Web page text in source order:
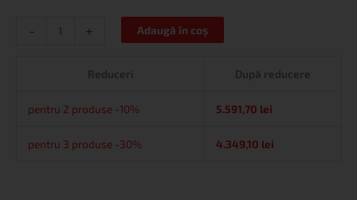
- + Adaugă în coș
Reduceri După reducere
pentru 2 produse -10% 5.591,70 lei
pentru 3 produse -30% 4.349,10 lei